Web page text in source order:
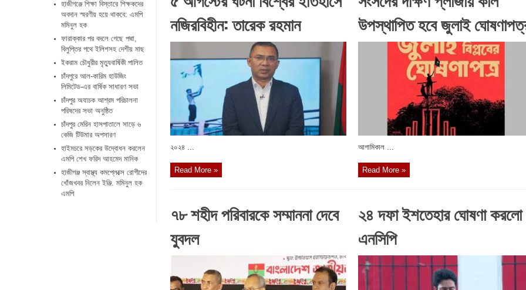
নজিরবিহীন: তারেক রহমান
২০২৪ ...
Read More »
উপস্থাপিত হবে জুলাই
আগামিকাল ...
Read More »
৭৮ শহীদ পরিবারকে সম্মাননা দেবে
যুবদল
২৪ দফা ইশতেহার ঘোষণা করলো
এনসিপি
হাজীগঞ্জে শিক্ষা বিস্তারে শিক্ষকদের
অবদান স্মরণীয় হয়ে থাকবে: এমপি
মমিনুল হক
ফারাক্কার পর বদলে গেছে পদ্মা,
বিলুপ্তির পথে ইলিশসহ দেশীয় মাছ
ইকরাম চৌধুরীর মৃত্যুবার্ষিকী পালিত
চাঁদপুরে আল-কারিম হাউজিং
লিমিটেড-এর বার্ষিক সাধারণ সভা
চাঁদপুর অযাচক আশ্রম পরিচালনা
পরিষদের সভা অনুষ্ঠিত
চাঁদপুর মেরিন হাসপাতালে সাড়ে ৬
কেজি টিউমার অপসারণ
হাইমচরে সড়কের উদ্বোধন করলেন
এমপি শেখ ফরিদ আহমেদ মানিক
হাজীগঞ্জ স্বাস্থ্য কমপ্লেক্সে রোগীদের
খোঁজখবর নিলেন ইঞ্জি. মমিনুল হক
এমপি